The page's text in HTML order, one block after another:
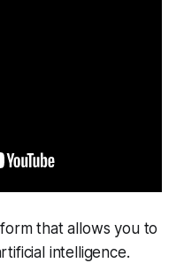
that allows you to
intelligence.